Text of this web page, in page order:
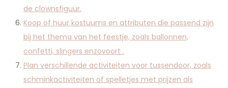
de clownsfiguur.
Koop of huur kostuums en attributen die passend zijn
bij het thema van het feestje, zoals ballonnen,
confetti, slingers enzovoort .
Plan verschillende activiteiten voor tussendoor, zoals
schminkactiviteiten of spelletjes met prijzen als